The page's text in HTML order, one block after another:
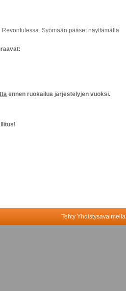
Syömään pääset näyttämällä
ennen ruokailua järjestelyjen vuoksi.
Tehty Yhdistysavaimella